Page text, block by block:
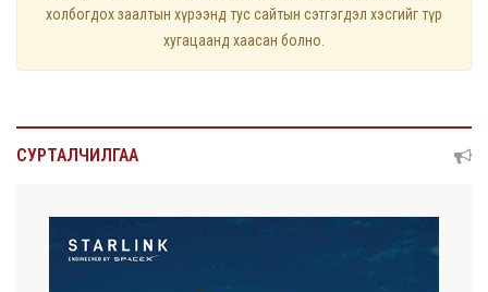
холбогдох заалтын хүрээнд тус сайтын сэтгэгдэл хэсгийг түр
хугацаанд хаасан болно.
СУРТАЛЧИЛГАА